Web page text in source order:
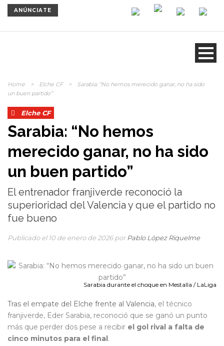
ANÚNCIATE
Home > Elche CF >
Sarabia: “No hemos merecido ganar, no ha sido
un buen partido”
Elche CF
Sarabia: “No hemos
merecido ganar, no ha sido
un buen partido”
El entrenador franjiverde reconoció la
superioridad del Valencia y que el partido no
fue bueno
Publicado el 10 de enero de 2026 por Pablo López Riquelme
Sarabia durante el choque en Mestalla / LaLiga
Tras el empate del Elche frente al Valencia, el técnico
franjiverde, Eder Sarabia, reconoció que se ganó un punto
más que perder dos pese a recibir el gol rival a falta de
cinco minutos para el final.